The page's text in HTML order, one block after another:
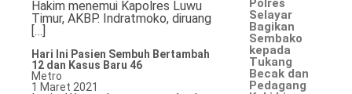
Politik
Metro
Polres
Selayar
Bagikan
Sembako
kepada
Tukang
Becak dan
Pedagang
Hakim menemui Kapolres Luwu
Timur, AKBP. Indratmoko, diruang
[…]
Hari Ini Pasien Sembuh Bertambah
12 dan Kasus Baru 46
Metro
1 Maret 2021